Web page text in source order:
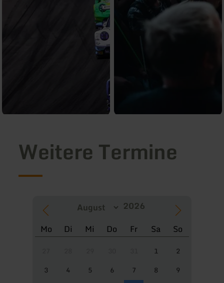
Weitere Termine
Mo Di Mi Do Fr Sa So
1
2
3
4 5 6 7 8
9